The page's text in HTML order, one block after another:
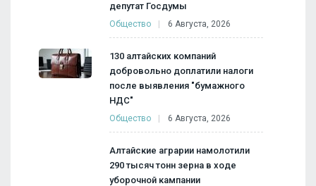
депутат Госдумы
Общество 6 Августа, 2026
130 алтайских компаний
добровольно доплатили налоги
после выявления "бумажного
НДС"
Общество 6 Августа, 2026
Алтайские аграрии намолотили
290 тысяч тонн зерна в ходе
уборочной кампании